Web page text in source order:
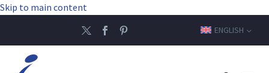
Skip to main content
ENGLISH